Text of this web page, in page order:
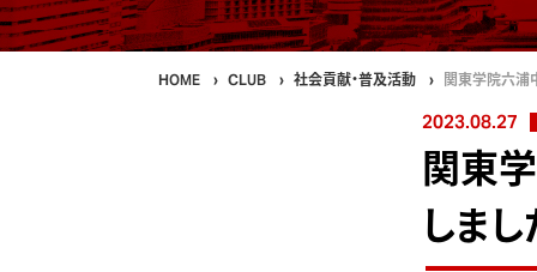
HOME CLUB 社会貢献・普及活動 関東学院六浦
2023.08.27
関東
しまし